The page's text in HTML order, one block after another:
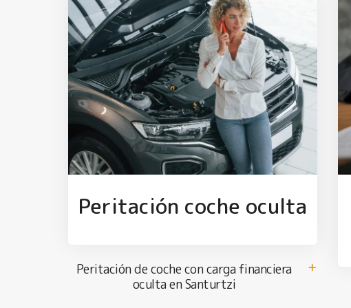
Peritación coche oculta
Peritación de coche con carga financiera
oculta en Santurtzi